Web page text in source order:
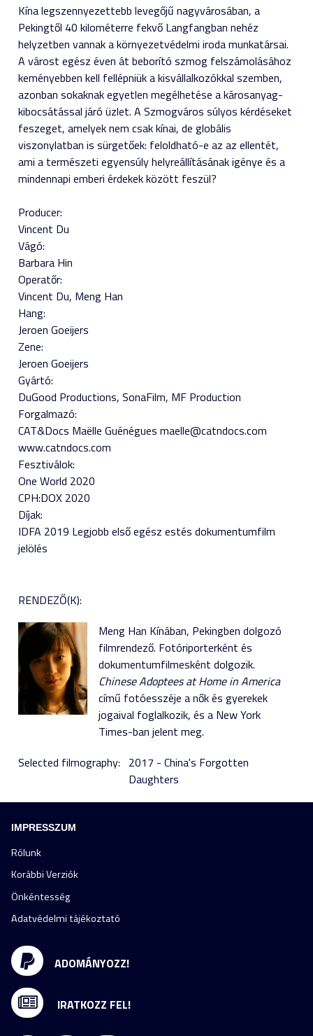
Kína legszennyezettebb levegőjű nagyvárosában, a
Pekingtől 40 kilométerre fekvő Langfangban nehéz
helyzetben vannak a környezetvédelmi iroda munkatársai.
A várost egész éven át beborító szmog felszámolásához
keményebben kell fellépniük a kisvállalkozókkal szemben,
azonban sokaknak egyetlen megélhetése a károsanyag-
kibocsátással járó üzlet. A Szmogváros súlyos kérdéseket
feszeget, amelyek nem csak kínai, de globális
viszonylatban is sürgetőek: feloldható-e az az ellentét,
ami a természeti egyensúly helyreállításának igénye és a
mindennapi emberi érdekek között feszül?
Producer:
Vincent Du
Vágó:
Barbara Hin
Operatőr:
Vincent Du Meng Han
Hang:
Jeroen Goeijers
Zene:
Jeroen Goeijers
Gyártó:
DuGood Productions, SonaFilm, MF Production
Forgalmazó:
CAT&Docs Maëlle Guénégues maelle@catndocs.com
www.catndocs.com
Fesztiválok:
One World 2020
CPH:DOX 2020
Díjak:
IDFA 2019 Legjobb első egész estés dokumentumfilm
jelölés
RENDEZŐ(K):
Meng Han Kínában, Pekingben dolgozó
filmrendező. Fotóriporterként és
dokumentumfilmesként dolgozik.
Chinese Adoptees at Home in America
című fotóesszéje a nők és gyerekek
jogaival foglalkozik, és a New York
Times-ban jelent meg.
Selected filmography: 2017 - China's Forgotten
Daughters
ADOMÁNYOZZ!
IRATKOZZ FEL!
IMPRESSZUM
Rólunk
Korábbi Verziók
Önkéntesség
Adatvédelmi tájékoztató